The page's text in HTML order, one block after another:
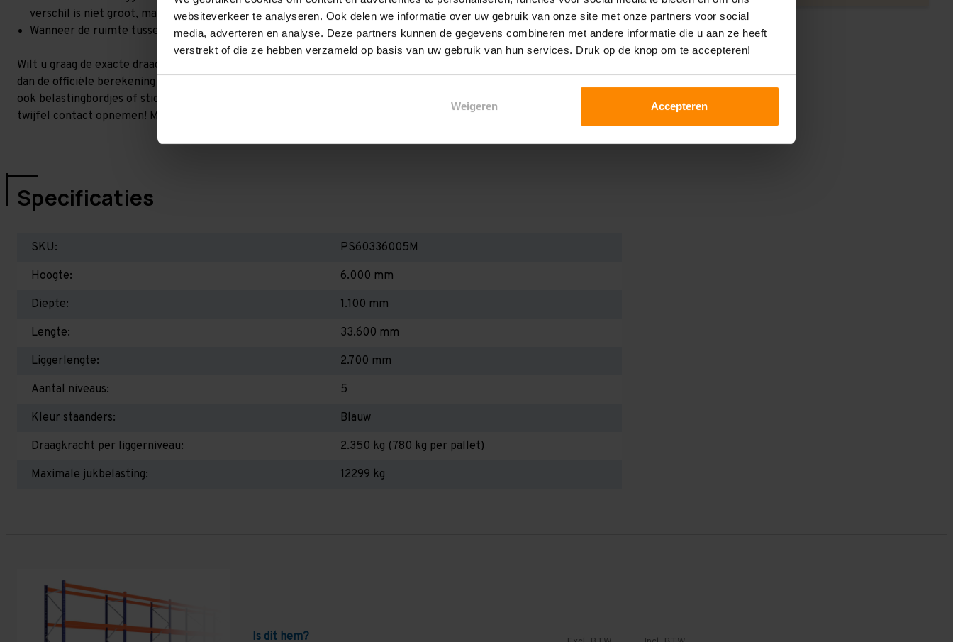
websiteverkeer te analyseren. Ook delen we informatie over uw gebruik van onze site met onze partners voor social
media, adverteren en analyse. Deze partners kunnen de gegevens combineren met andere informatie die u aan ze heeft
verstrekt of die ze hebben verzameld op basis van uw gebruik van hun services. Druk op de knop om te accepteren!
Weigeren Accepteren
verschil is niet groot, maar wel het beste om dit te laten berekenen!
Wanneer de ruimte tussen de liggerniveaus kleiner is dan 2,25 meter, valt de draagkracht juist iets hoger uit.
Wilt u graag de exacte draagkracht weten in uw situatie? Dan dient u even contact met ons op te nemen. Wij voeren
dan de officiële berekening uit. Dit doen we gratis en voor niets bij aankoop van een rij palletstellingen. Wij kunnen
ook belastingbordjes of stickers meeleveren waar de draagkracht van uw situatie op beschreven staat! Kortom, bij
twijfel contact opnemen! Meer informatie op dit gebied:
Palletstellingen - Belangrijk om te weten!
Specificaties
SKU:
PS60336005M
Hoogte:
6.000 mm
Diepte:
1.100 mm
Lengte:
33.600 mm
Liggerlengte:
2.700 mm
Aantal niveaus:
5
Kleur staanders:
Blauw
Draagkracht per liggerniveau:
2.350 kg (780 kg per pallet)
Maximale jukbelasting:
12299 kg
Is dit hem?